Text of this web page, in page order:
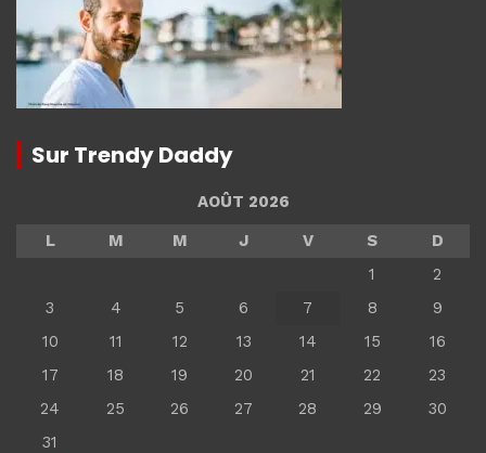
Sur Trendy Daddy
AOÛT 2026
L
M M J V S
D
1
2
3
4 5 6 7 8
9
10
11 12 13 14 15
16
17
18 19 20 21 22
23
24
25 26 27 28 29
30
31